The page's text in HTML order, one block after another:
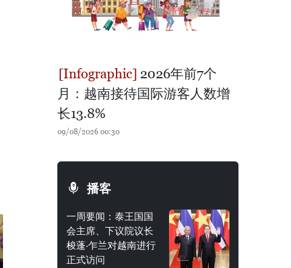
2026年前7个
月：越南接待国际游客人数增
长13.8%
09/08/2026 00:30
播客
一周要闻：泰王国国
会主席、下议院议长
梭蓬·乍兰对越南进行
正式访问